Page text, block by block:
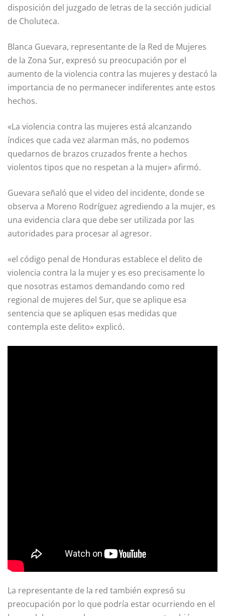
disposición del juzgado de letras de la sección judicial
de Choluteca.
Blanca Guevara, representante de la Red de Mujeres
de la Zona Sur, expresó su preocupación por el
aumento de la violencia contra las mujeres y destacó la
importancia de no permanecer indiferentes ante estos
hechos.
«La violencia contra las mujeres está alcanzando
índices que cada vez alarman más, no podemos
quedarnos de brazos cruzados frente a hechos
violentos tipos que no respetan a la mujer» afirmó.
Guevara señaló que el video del incidente, donde se
observa a Moreno Rodríguez agrediendo a la mujer, es
una evidencia clara que debe ser utilizada por las
autoridades para procesar al agresor.
«el código penal de Honduras establece el delito de
violencia contra la la mujer y es eso precisamente lo
que nosotras estamos demandando como red
regional de mujeres del Sur, que se aplique esa
sentencia que se apliquen esas medidas que
contempla este delito» explicó.
La representante de la red también expresó su
preocupación por lo que podría estar ocurriendo en el